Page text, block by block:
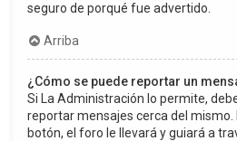
seguro de porqué fue advertido.
Arriba
¿Cómo se puede reportar un
Si La Administración lo permite,
reportar mensajes cerca del mismo.
botón, el foro le llevará y guiará a